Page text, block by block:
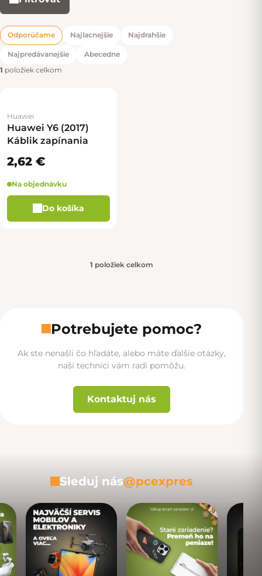
Radenie produktov
Odporúčame Najlacnejšie Najdrahšie
Najpredávanejšie
Abecedne
1 položiek celkom
Výpis produktov
Huawei
Huawei Y6 (2017)
Káblik zapínania
2,62 €
Na objednávku
Do košíka
1 položiek celkom
Potrebujete pomoc?
Ak ste nenašli čo hľadáte, alebo máte ďalšie otázky,
naši technici vám radi pomôžu.
Kontaktuj nás
Sleduj nás@pcexpres